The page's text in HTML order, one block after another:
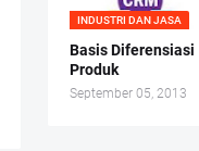
INDUSTRI DAN JASA
Basis Diferensiasi
Produk
September 05, 2013